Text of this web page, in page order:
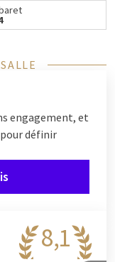
engagement, et
définir
8,1